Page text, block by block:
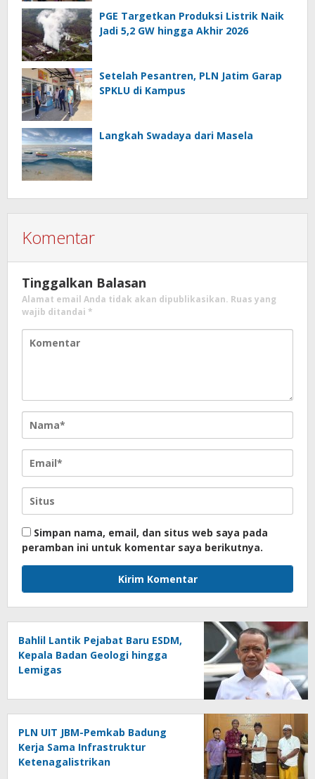
PGE Targetkan Produksi Listrik Naik
Jadi 5,2 GW hingga Akhir 2026
Setelah Pesantren, PLN Jatim Garap
SPKLU di Kampus
Langkah Swadaya dari Masela
Komentar
Tinggalkan Balasan
Alamat email Anda tidak akan dipublikasikan. Ruas yang
wajib ditandai *
Simpan nama, email, dan situs web saya pada
peramban ini untuk komentar saya berikutnya.
Bahlil Lantik Pejabat Baru ESDM,
Kepala Badan Geologi hingga
Lemigas
PLN UIT JBM-Pemkab Badung
Kerja Sama Infrastruktur
Ketenagalistrikan